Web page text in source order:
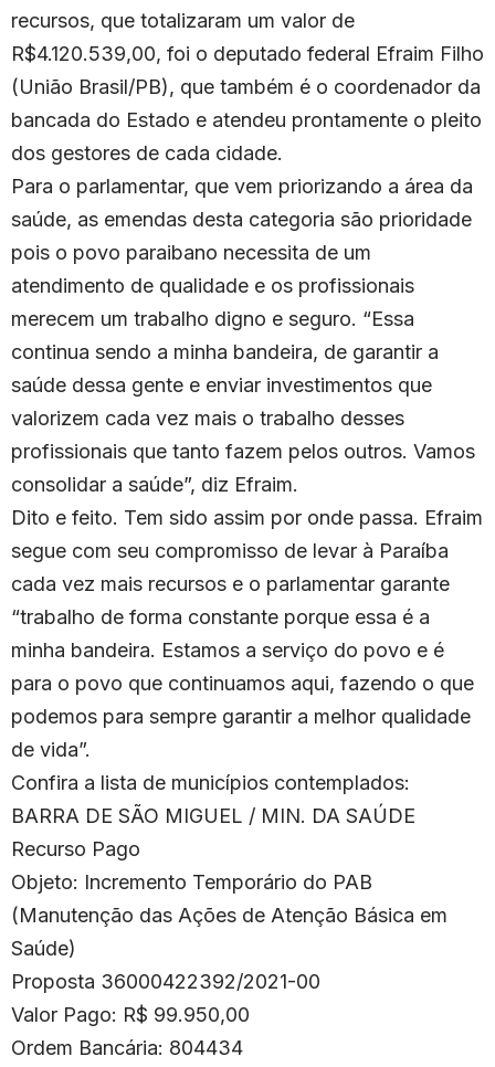
recursos, que totalizaram um valor de
R$4.120.539,00, foi o deputado federal Efraim Filho
(União Brasil/PB), que também é o coordenador da
bancada do Estado e atendeu prontamente o pleito
dos gestores de cada cidade.
Para o parlamentar, que vem priorizando a área da
saúde, as emendas desta categoria são prioridade
pois o povo paraibano necessita de um
atendimento de qualidade e os profissionais
merecem um trabalho digno e seguro. “Essa
continua sendo a minha bandeira, de garantir a
saúde dessa gente e enviar investimentos que
valorizem cada vez mais o trabalho desses
profissionais que tanto fazem pelos outros. Vamos
consolidar a saúde”, diz Efraim.
Dito e feito. Tem sido assim por onde passa. Efraim
segue com seu compromisso de levar à Paraíba
cada vez mais recursos e o parlamentar garante
“trabalho de forma constante porque essa é a
minha bandeira. Estamos a serviço do povo e é
para o povo que continuamos aqui, fazendo o que
podemos para sempre garantir a melhor qualidade
de vida”.
Confira a lista de municípios contemplados:
BARRA DE SÃO MIGUEL / MIN. DA SAÚDE
Recurso Pago
Objeto: Incremento Temporário do PAB
(Manutenção das Ações de Atenção Básica em
Saúde)
Proposta 36000422392/2021-00
Valor Pago: R$ 99.950,00
Ordem Bancária: 804434